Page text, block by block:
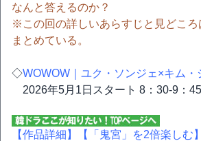
なんと答えるのか？
※この回の詳しいあらすじと見どころ
まとめている。
◇WOWOW｜ユク・ソンジェ×キム・
2026年5月1日スタート 8：30-9：45
【作品詳細】 【「鬼宮」を2倍楽しむ】